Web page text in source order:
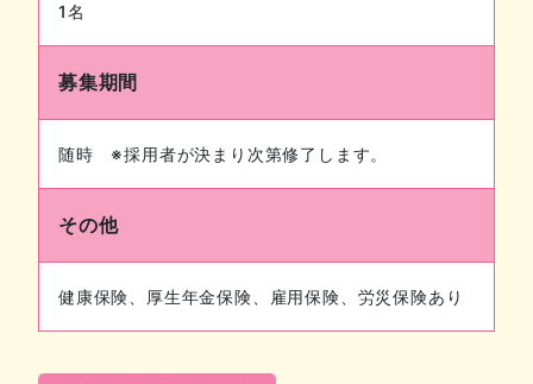
1名
募集期間
随時 ※採用者が決まり次第修了します。
その他
健康保険、厚生年金保険、雇用保険、労災保険あり